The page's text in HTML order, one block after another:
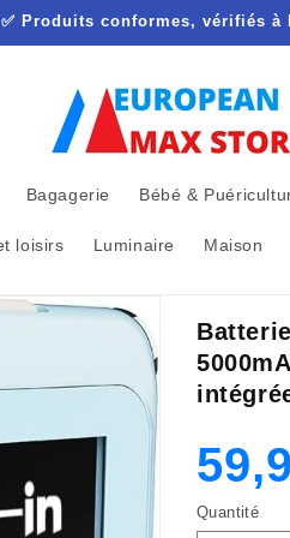
✅ Produits conformes, vérifiés à
Bagagerie Bébé &
loisirs Luminaire Maison
Prix
Prix
Quantité